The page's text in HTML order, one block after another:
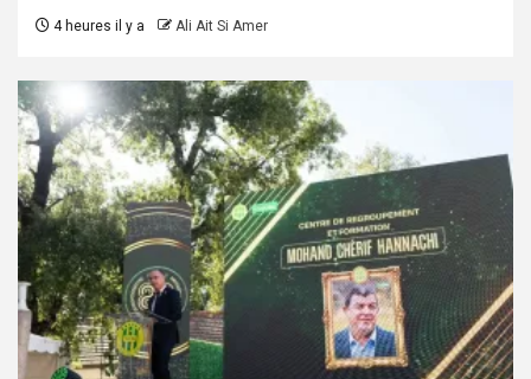
4 heures il y a Ali Ait Si Amer